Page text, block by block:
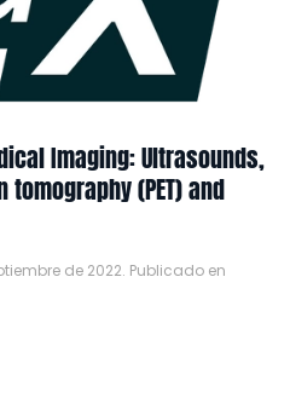
Imaging: Ultrasounds,
(PET) and
de 2022. Publicado en